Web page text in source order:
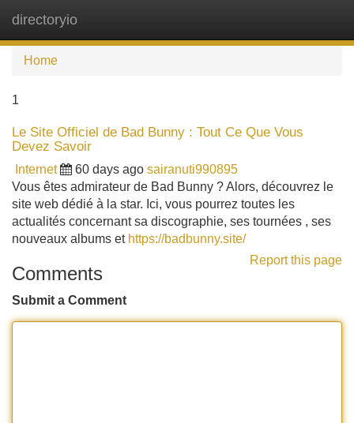
directoryio
Home
1
Le Site Officiel de Bad Bunny : Tout Ce Que Vous
Devez Savoir
Internet 60 days ago sairanuti990895
Vous êtes admirateur de Bad Bunny ? Alors, découvrez le
site web dédié à la star. Ici, vous pourrez toutes les
actualités concernant sa discographie, ses tournées , ses
nouveaux albums et https://badbunny.site/
Report this page
Comments
Submit a Comment